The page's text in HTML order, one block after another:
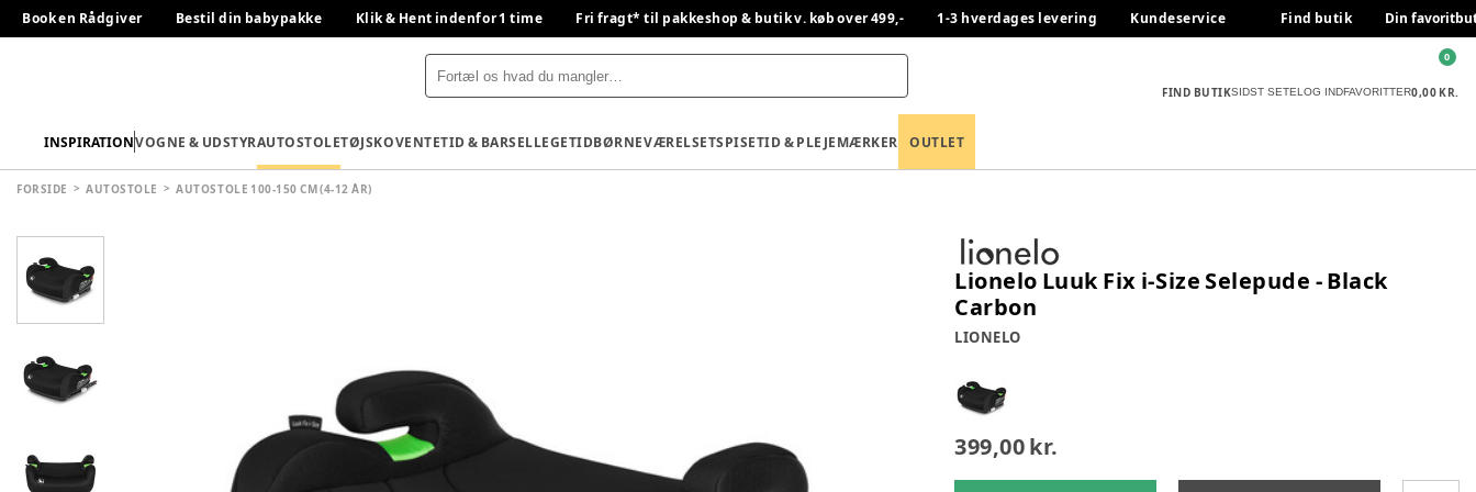
Book en Rådgiver Bestil din babypakke Klik & Hent indenfor 1 time Fri fragt* til pakkeshop & butik v. køb over 499,- 1-3 hverdages levering Kundeservice Find butik Din
FIND BUTIKSIDST SETELOG INDFAVORITTER0,00 KR.
0
INSPIRATIONVOGNE & UDSTYRAUTOSTOLETØJSKOVENTETID & BARSELLEGETIDBØRNEVÆRELSETSPISETID & PLEJEMÆRKER OUTLET
FORSIDE AUTOSTOLE AUTOSTOLE 100-150 CM (4-12 ÅR)
Lionelo Luuk Fix i-Size Selepude - Black
Carbon
LIONELO
399,00 kr.